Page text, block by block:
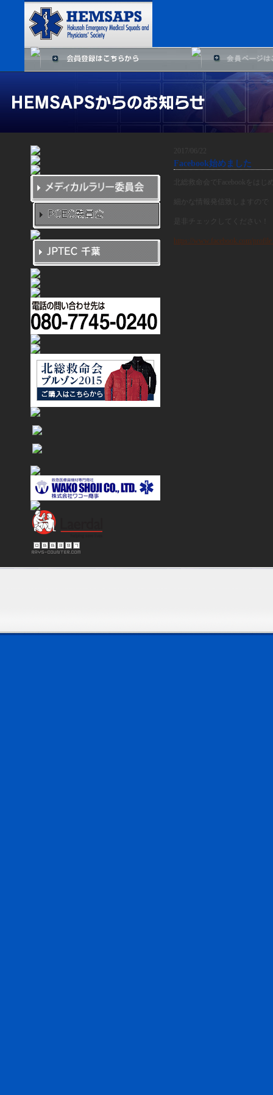
2017/06/22
Facebook始めました
北総救命会でFacebookをはじ
細かな情報発信致しますので
是非チェックしてください！
https://www.facebook.com/